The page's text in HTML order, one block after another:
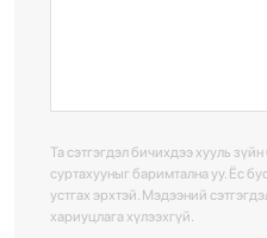
Та сэтгэгдэл бичихдээ хууль зүйн
суртахууныг баримтална уу. Ёс
устгах эрхтэй. Мэдээний
хариуцлага хүлээхгүй.